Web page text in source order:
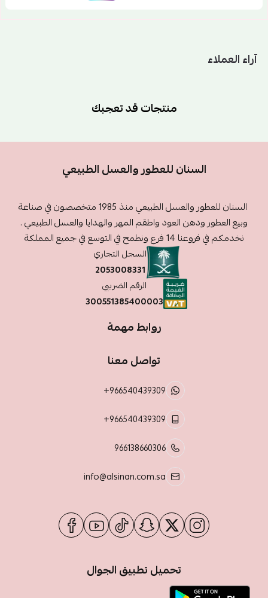
آراء العملاء
منتجات قد تعجبك
السنان للعطور والعسل الطبيعي
السنان للعطور والعسل الطبيعي منذ 1985 متخصصون في صناعة
وبيع العطور ودهن العود واطقم المهر والهدايا والعسل الطبيعي .
نخدمكم في فروعنا 14 فرع ونطمح في التوسع في جميع المملكة
السجل التجاري
2053008331
الرقم الضريبي
300551385400003
روابط مهمة
تواصل معنا
+966540439309
+966540439309
966138660306
info@alsinan.com.sa
تحميل تطبيق الجوال